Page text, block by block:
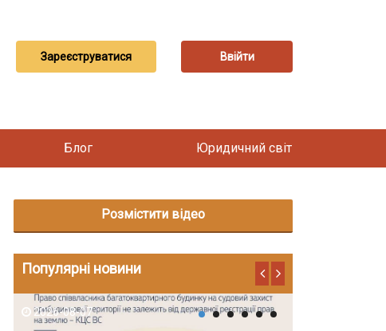
Зареєструватися Ввійти
Блог Юридичний світ
Розмістити відео
Популярні новини
2026-08-07